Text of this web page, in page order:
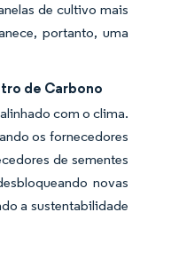
de cultivo mais
portanto, uma
de Carbono
com o clima.
os fornecedores
de sementes
novas
a sustentabilidade